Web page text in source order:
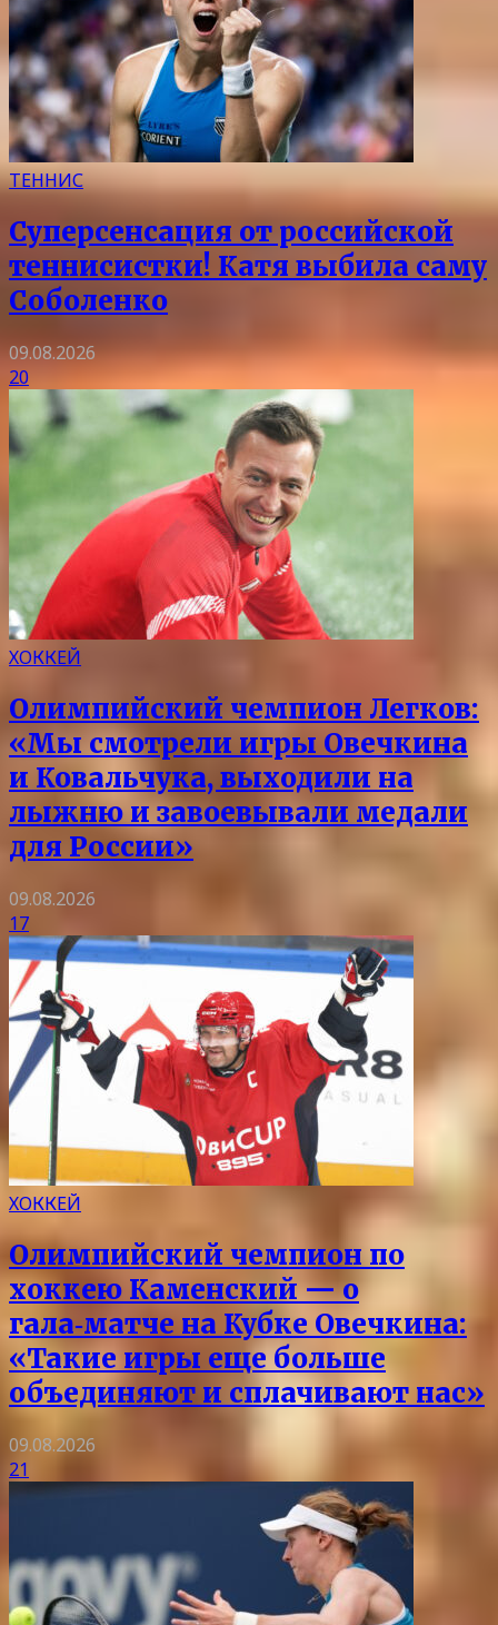
ТЕННИС
Суперсенсация от российской
теннисистки! Катя выбила саму
Соболенко
09.08.2026
20
ХОККЕЙ
Олимпийский чемпион Легков:
«Мы смотрели игры Овечкина
и Ковальчука, выходили на
лыжню и завоевывали медали
для России»
09.08.2026
17
ХОККЕЙ
Олимпийский чемпион по
хоккею Каменский — о
гала‑матче на Кубке Овечкина:
«Такие игры еще больше
объединяют и сплачивают нас»
09.08.2026
21